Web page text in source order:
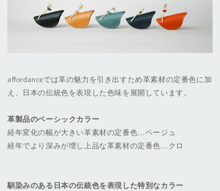
affordanceでは革の魅力を引き出すため革素材の定番色に加
え、日本の伝統色を表現した色味を展開しています。
革製品のベーシックカラー
経年変化の幅が大きい革素材の定番色…ベージュ
経年でより深みが増し上品な革素材の定番色… クロ
馴染みのある日本の伝統色を表現した特別なカラー